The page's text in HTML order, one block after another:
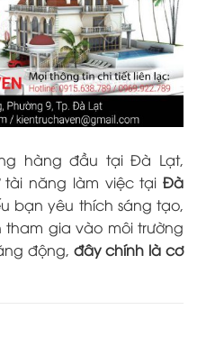
hàng đầu tại Đà Lạt,
tài năng làm việc tạiĐà
bạn yêu thích sáng tạo,
gia vào môi trường
động, đây chính là cơ